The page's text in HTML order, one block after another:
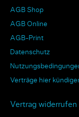
AGB Shop
AGB Online
AGB-Print
Datenschutz
Verträge hier
Vertrag widerrufen